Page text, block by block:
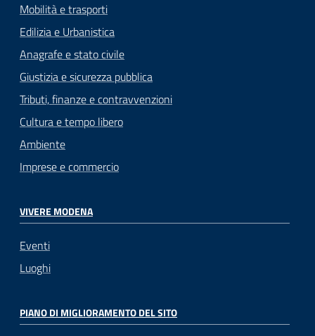
Mobilità e trasporti
Edilizia e Urbanistica
Anagrafe e stato civile
Giustizia e sicurezza pubblica
Tributi, finanze e contravvenzioni
Cultura e tempo libero
Ambiente
Imprese e commercio
VIVERE MODENA
Eventi
Luoghi
PIANO DI MIGLIORAMENTO DEL SITO